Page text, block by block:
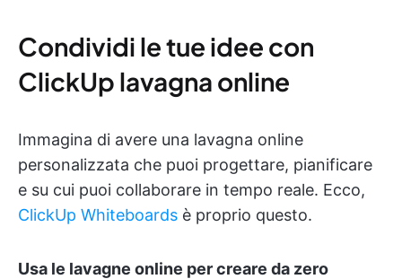
Condividi le tue idee con
ClickUp lavagna online
Immagina di avere una lavagna online
personalizzata che puoi progettare, pianificare
e su cui puoi collaborare in tempo reale. Ecco,
ClickUp Whiteboards è proprio questo.
Usa le lavagne online per creare da zero